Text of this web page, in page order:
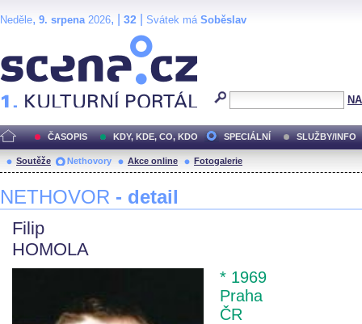
Neděle, 9. srpena2026, | 32 Svátek má Soběslav
ČASOPIS KDY, KDE, CO, KDO SPECIÁLNÍ SLUŽBY/INFO
Soutěže Nethovory Akce online Fotogalerie
NETHOVOR - detail
Filip
HOMOLA
* 1969
Praha
ČR